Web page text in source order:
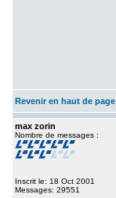
Revenir en haut de page
max zorin
Nombre de messages :
Inscrit le: 18 Oct 2001
Messages: 29551